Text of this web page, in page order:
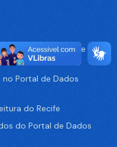
da Cidade de
Portal de Dados
do Recife
do Portal de Dados